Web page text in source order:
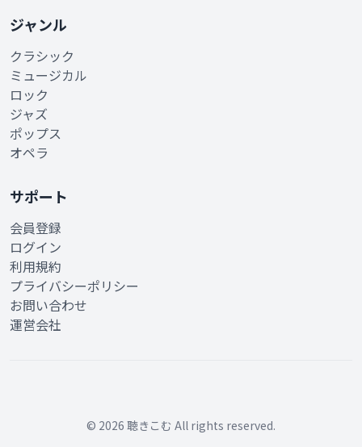
ジャンル
クラシック
ミュージカル
ロック
ジャズ
ポップス
オペラ
サポート
会員登録
ログイン
利用規約
プライバシーポリシー
お問い合わせ
運営会社
© 2026 聴きこむ All rights reserved.